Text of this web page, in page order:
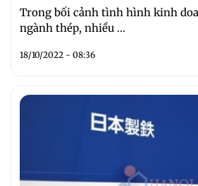
Trong bối cảnh tình hình kinh
ngành thép, nhiều ...
18/10/2022 - 08:36